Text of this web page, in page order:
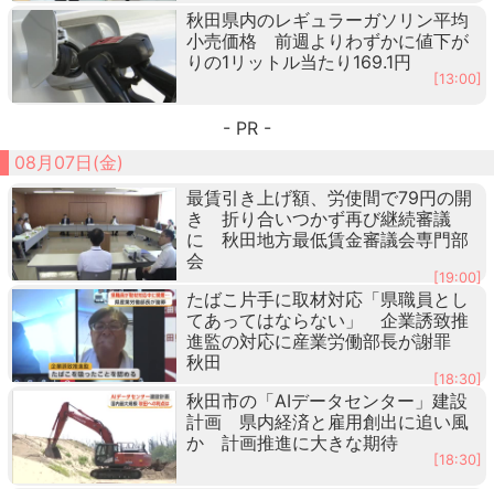
秋田県内のレギュラーガソリン平均
小売価格 前週よりわずかに値下が
りの1リットル当たり169.1円
[13:00]
- PR -
08月07日(金)
最賃引き上げ額、労使間で79円の開
き 折り合いつかず再び継続審議
に 秋田地方最低賃金審議会専門部
会
[19:00]
たばこ片手に取材対応「県職員とし
てあってはならない」 企業誘致推
進監の対応に産業労働部長が謝罪
秋田
[18:30]
秋田市の「AIデータセンター」建設
計画 県内経済と雇用創出に追い風
か 計画推進に大きな期待
[18:30]